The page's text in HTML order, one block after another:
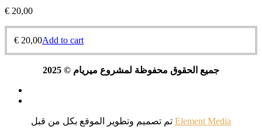
€ 20,00
€ 20,00Add to cart
جميع الحقوق محفوظة لمشروع ميريام © 2025
تم تصميم وتطوير الموقع بكل Element Media